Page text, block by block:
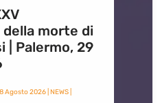
morte di
| Palermo, 29
8 Agosto 2026| NEWS|